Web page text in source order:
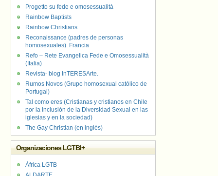
Progetto su fede e omosessualità
Rainbow Baptists
Rainbow Christians
Reconaissance (padres de personas
homosexuales). Francia
Refo – Rete Evangelica Fede e Omosessualità
(Italia)
Revista- blog InTERESArte.
Rumos Novos (Grupo homosexual católico de
Portugal)
Tal como eres (Cristianas y cristianos en Chile
por la inclusión de la Diversidad Sexual en las
iglesias y en la sociedad)
The Gay Christian (en inglés)
Organizaciones LGTBI+
África LGTB